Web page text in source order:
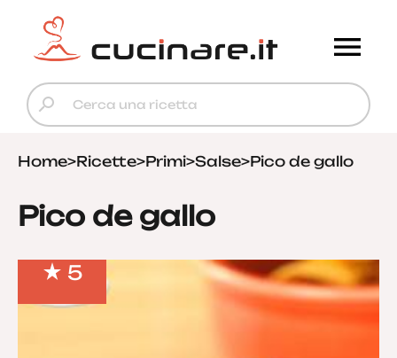
Home>Ricette>Primi>Salse>Pico de gallo
Pico de gallo
5